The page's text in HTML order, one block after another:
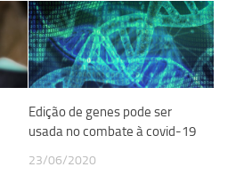
Edição de genes pode ser
usada no combate à covid-19
23/06/2020